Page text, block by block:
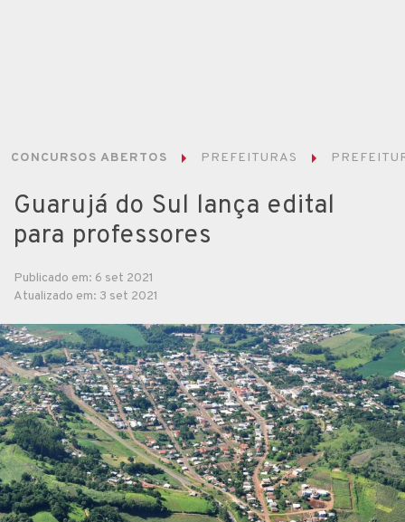
CONCURSOS ABERTOS PREFEITURAS
Guarujá do Sul lança edital
para professores
Publicado em: 6 set 2021
Atualizado em: 3 set 2021